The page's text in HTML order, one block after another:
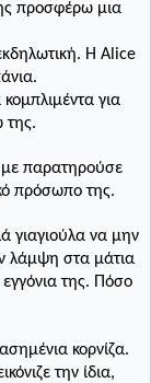
προσφέρω μια
Η Α lice
για
της.
με παρατηρούσε
πρόσωπο της.
γιαγιούλα να μην
λάμψη στα μάτια
εγγόνια της. Πόσο
κορνίζα.
την ίδια,